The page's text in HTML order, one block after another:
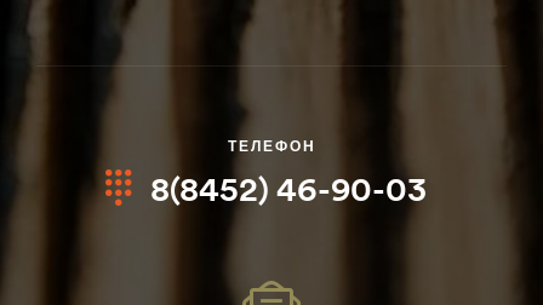
ТЕЛЕФОН
8(8452) 46-90-03